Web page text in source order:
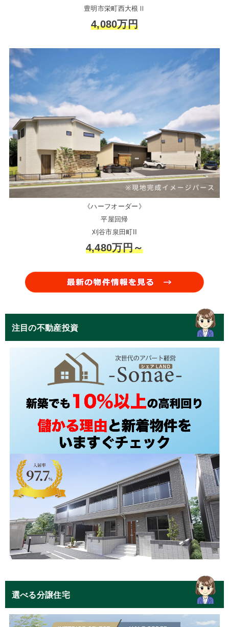
豊明市栄町西大根Ⅱ
4,080万円
《ハーフオーダー》
平屋回帰
刈谷市泉田町II
4,480万円～
注目の不動産投資
選べる分譲住宅